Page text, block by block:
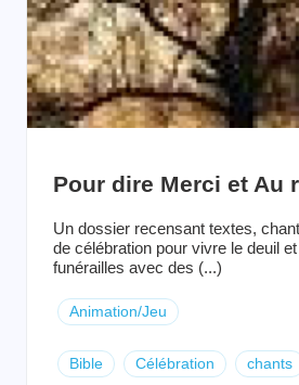
Pour dire Merci et Au
Un dossier recensant textes,
de célébration pour vivre le deuil
funérailles avec des (...)
Animation/Jeu
Bible Célébration chants